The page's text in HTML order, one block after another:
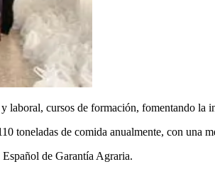
cursos de formación, fomentando la
toneladas de comida anualmente, con una
de Garantía Agraria.